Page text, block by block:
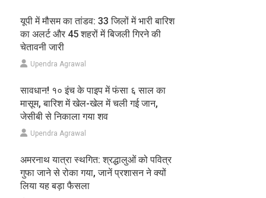
यूपी में मौसम का तांडव: 33 जिलों में भारी बारिश
का अलर्ट और 45 शहरों में बिजली गिरने की
चेतावनी जारी
Upendra Agrawal
सावधान! १० इंच के पाइप में फंसा ६ साल का
मासूम, बारिश में खेल-खेल में चली गई जान,
जेसीबी से निकाला गया शव
Upendra Agrawal
अमरनाथ यात्रा स्थगित: श्रद्धालुओं को पवित्र
गुफा जाने से रोका गया, जानें प्रशासन ने क्यों
लिया यह बड़ा फैसला